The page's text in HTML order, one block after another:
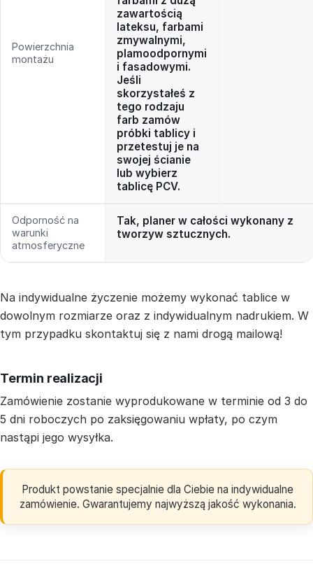
Powierzchnia
montażu
zawartością
lateksu, farbami
zmywalnymi,
plamoodpornymi
i fasadowymi.
Jeśli
skorzystałeś z
tego rodzaju
farb zamów
próbki tablicy i
przetestuj je na
swojej ścianie
lub wybierz
tablicę PCV.
Odporność na
warunki
atmosferyczne
Tak, planer w całości wykonany z
tworzyw sztucznych.
Na indywidualne życzenie możemy wykonać tablice w
dowolnym rozmiarze oraz z indywidualnym nadrukiem. W
tym przypadku skontaktuj się z nami drogą mailową!
Termin realizacji
Zamówienie zostanie wyprodukowane w terminie od 3 do
5 dni roboczych po zaksięgowaniu wpłaty, po czym
nastąpi jego wysyłka.
Produkt powstanie specjalnie dla Ciebie na indywidualne
zamówienie. Gwarantujemy najwyższą jakość wykonania.